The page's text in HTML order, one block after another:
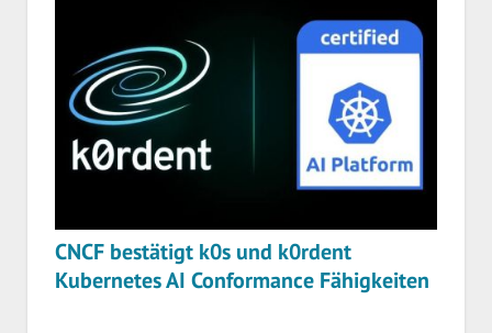
CNCF bestätigt k0s und k0rdent
Kubernetes AI Conformance Fähigkeiten